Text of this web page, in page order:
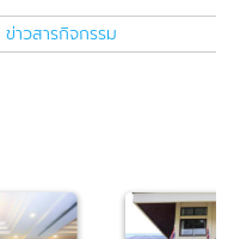
ข่าวสารกิจกรรม